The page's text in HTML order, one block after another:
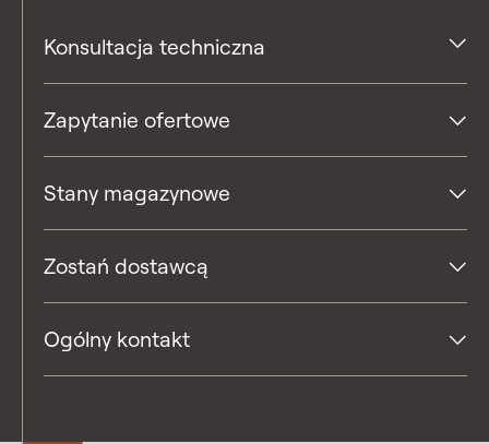
Konsultacja techniczna
Zapytanie ofertowe
Stany magazynowe
Zostań dostawcą
Ogólny kontakt